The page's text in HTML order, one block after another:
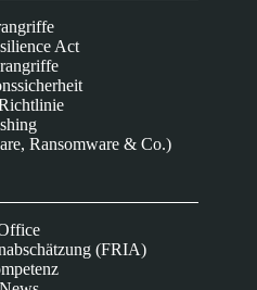
Act
Ransomware & Co.)
(FRIA)